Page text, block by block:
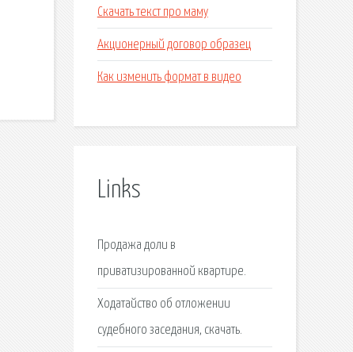
Скачать текст про маму
Акционерный договор образец
Как изменить формат в видео
Links
Продажа доли в
приватизированной квартире.
Ходатайство об отложении
судебного заседания, скачать.